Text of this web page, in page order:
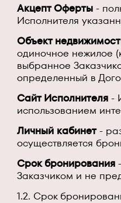
Акцепт Оферты -
Исполнителя
Объект
одиночное нежилое
выбранное
определенный в
Сайт Исполнителя -
использованием
Личный кабинет-
осуществляется
Срок бронирования
Заказчиком и не
1.2. Срок